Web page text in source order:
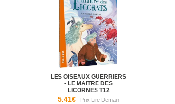
LES OISEAUX GUERRIERS
- LE MAITRE DES
LICORNES T12
5.41€